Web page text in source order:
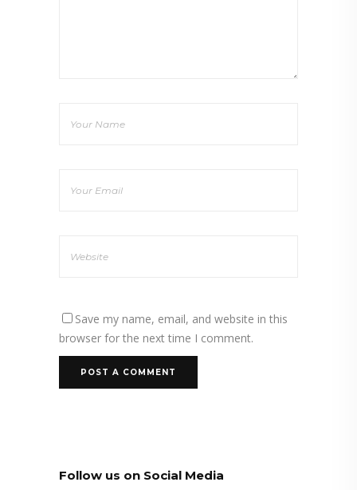
Save my name, email, and website in this
browser for the next time I comment.
Follow us on Social Media